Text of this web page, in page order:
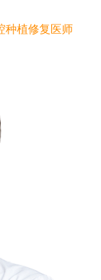
植修复医师